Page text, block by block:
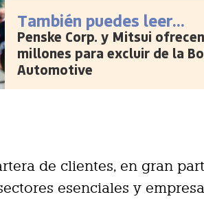
También puedes leer...
Penske Corp. y Mitsui
millones para excluir de la
Automotive
de clientes, en gran
esenciales y